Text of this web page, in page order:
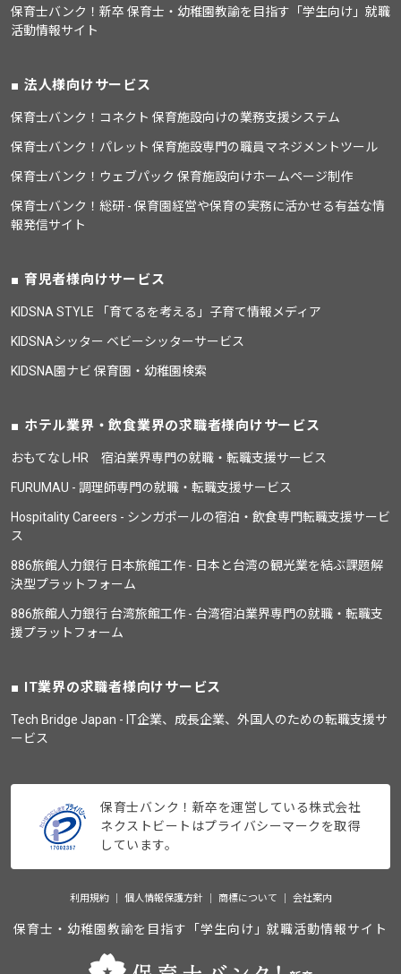
保育士バンク！新卒 保育士・幼稚園教諭を目指す「学生向け」就職
活動情報サイト
法人様向けサービス
保育士バンク！コネクト 保育施設向けの業務支援システム
保育士バンク！パレット 保育施設専門の職員マネジメントツール
保育士バンク！ウェブパック 保育施設向けホームページ制作
保育士バンク！総研 - 保育園経営や保育の実務に活かせる有益な情
報発信サイト
育児者様向けサービス
KIDSNA STYLE 「育てるを考える」子育て情報メディア
KIDSNAシッター ベビーシッターサービス
KIDSNA園ナビ 保育園・幼稚園検索
ホテル業界・飲食業界の求職者様向けサービス
おもてなしHR 宿泊業界専門の就職・転職支援サービス
FURUMAU - 調理師専門の就職・転職支援サービス
Hospitality Careers - シンガポールの宿泊・飲食専門転職支援サービ
ス
886旅館人力銀行 日本旅館工作 - 日本と台湾の観光業を結ぶ課題解
決型プラットフォーム
886旅館人力銀行 台湾旅館工作 - 台湾宿泊業界専門の就職・転職支
援プラットフォーム
IT業界の求職者様向けサービス
Tech Bridge Japan - IT企業、成長企業、外国人のための転職支援サ
ービス
保育士バンク！新卒を運営している株式会社
ネクストビートはプライバシーマークを取得
しています。
利用規約 個人情報保護方針 商標について 会社案内
保育士・幼稚園教諭を目指す「学生向け」就職活動情報サイト